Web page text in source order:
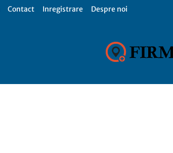
Contact Inregistrare Despre noi